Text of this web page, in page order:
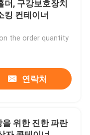
더, 구강보호장치
킹 컨테이너
the order quantity
연락처
위한 진한 파란